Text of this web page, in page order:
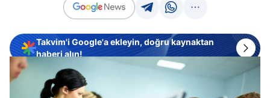
Takvim'i Google'a ekleyin, doğru kaynaktan
haberi alın!